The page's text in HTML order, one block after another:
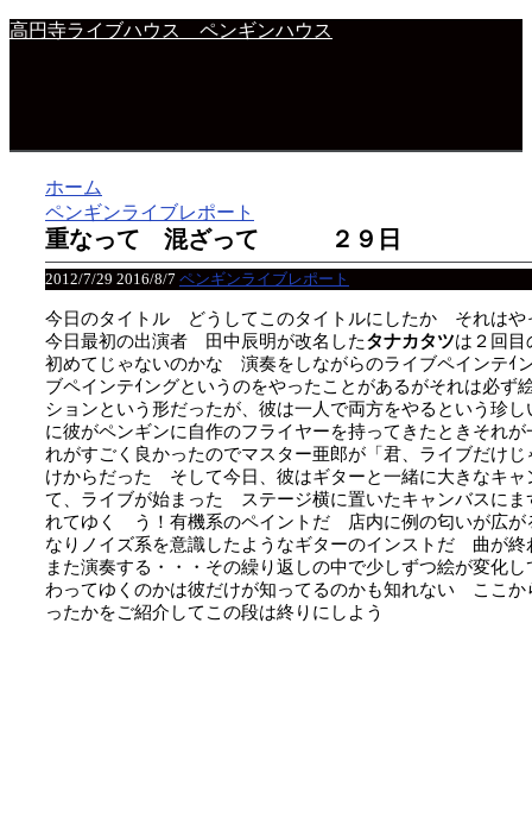
高円寺ライブハウス ペンギンハウス
ホーム
ペンギンライブレポート
重なって 混ざって ２９日
2012/7/29 2016/8/7 ペンギンライブレポート
今日のタイトル どうしてこのタイトルにしたか それはや
今日最初の出演者 田中辰明が改名したタナカタツは２回目
初めてじゃないのかな 演奏をしながらのライブペインテｲ
ブペインテｲングというのをやったことがあるがそれは必ず
ションという形だったが、彼は一人で両方をやるという珍
に彼がペンギンに自作のフライヤーを持ってきたときそれ
れがすごく良かったのでマスター亜郎が「君、ライブだけ
けからだった そして今日、彼はギターと一緒に大きなキ
て、ライブが始まった ステージ横に置いたキャンバスにま
れてゆく う！有機系のペイントだ 店内に例の匂いが広
なりノイズ系を意識したようなギターのインストだ 曲が
また演奏する・・・その繰り返しの中で少しずつ絵が変化
わってゆくのかは彼だけが知ってるのかも知れない ここ
ったかをご紹介してこの段は終りにしよう